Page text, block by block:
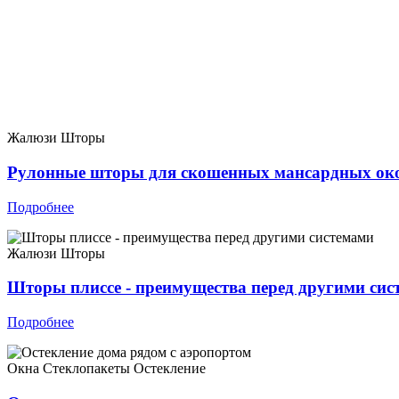
Жалюзи Шторы
Рулонные шторы для скошенных мансардных
Подробнее
Жалюзи Шторы
Шторы плиссе - преимущества перед другими
Подробнее
Окна Стеклопакеты Остекление